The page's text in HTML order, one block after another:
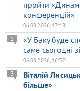
пройти
конференцій»
06.08.2026, 17:18
«У Баку буде
саме сьогодні
2
06.08.2026, 16:57
Віталій
більше»
3